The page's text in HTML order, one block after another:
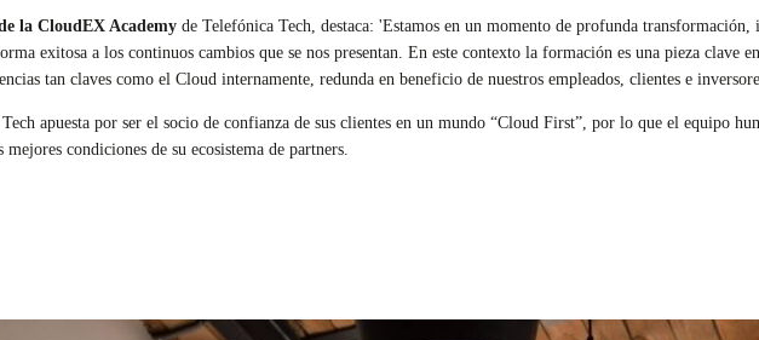
la CloudEX Academy de Telefónica Tech, destaca: 'Estamos en un momento de profunda
exitosa a los continuos cambios que se nos presentan. En este contexto la formación es una pieza
tan claves como el Cloud internamente, redunda en beneficio de nuestros empleados, clientes e
apuesta por ser el socio de confianza de sus clientes en un mundo “Cloud First”, por lo que el equipo
condiciones de su ecosistema de partners.